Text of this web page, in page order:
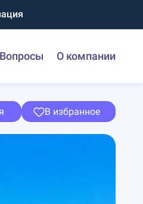
Вопросы О компании
В избранное